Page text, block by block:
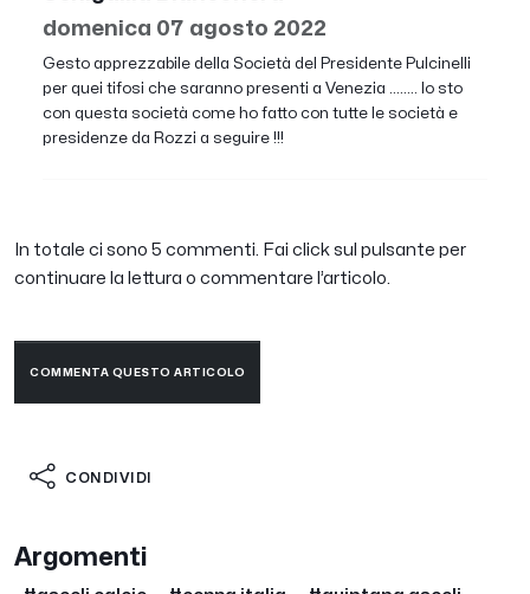
domenica 07 agosto 2022
Gesto apprezzabile della Società del Presidente Pulcinelli
per quei tifosi che saranno presenti a Venezia ........ Io sto
con questa società come ho fatto con tutte le società e
presidenze da Rozzi a seguire !!!
In totale ci sono 5 commenti. Fai click sul pulsante per
continuare la lettura o commentare l’articolo.
COMMENTA QUESTO ARTICOLO
CONDIVIDI
Argomenti